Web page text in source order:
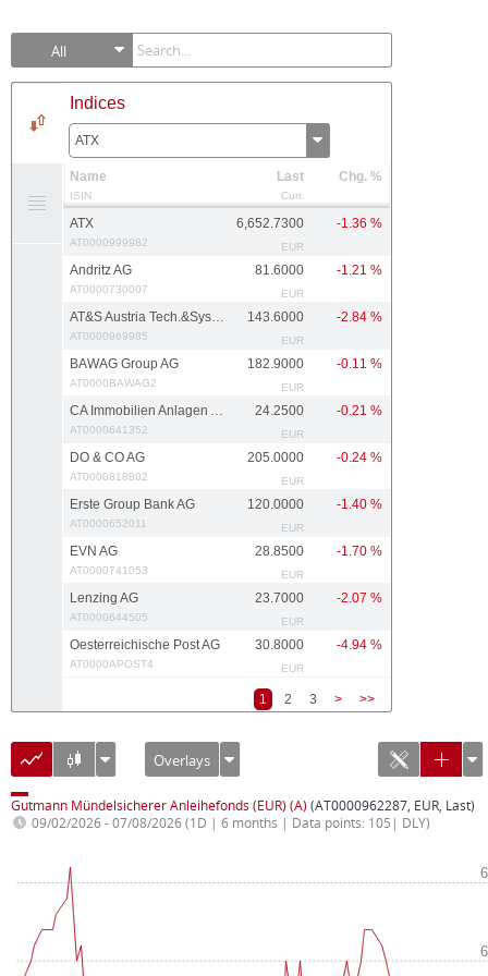
All
Indices
ATX
Name
ISIN
Last
Curr.
Chg. %
ATX
AT0000999982
6,652.7300
EUR
-1.36 %
Andritz AG
AT0000730007
81.6000
EUR
-1.21 %
AT&S Austria Tech.&Systemtech.
AT0000969985
143.6000
EUR
-2.84 %
BAWAG Group AG
AT0000BAWAG2
182.9000
EUR
-0.11 %
CA Immobilien Anlagen AG
AT0000641352
24.2500
EUR
-0.21 %
DO & CO AG
AT0000818802
205.0000
EUR
-0.24 %
Erste Group Bank AG
AT0000652011
120.0000
EUR
-1.40 %
EVN AG
AT0000741053
28.8500
EUR
-1.70 %
Lenzing AG
AT0000644505
23.7000
EUR
-2.07 %
Oesterreichische Post AG
AT0000APOST4
30.8000
EUR
-4.94 %
1 2 3 > >>
Overlays
Gutmann Mündelsicherer Anleihefonds (EUR) (A) (AT0000962287, EUR, Last)
09/02/2026 - 07/08/2026(1D | 6 months | Data points: 105| DLY)